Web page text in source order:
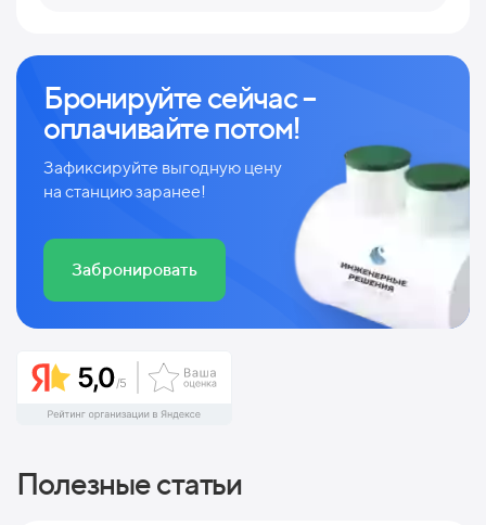
Бронируйте сейчас –
оплачивайте потом!
Зафиксируйте выгодную цену
на станцию заранее!
Забронировать
Полезные статьи